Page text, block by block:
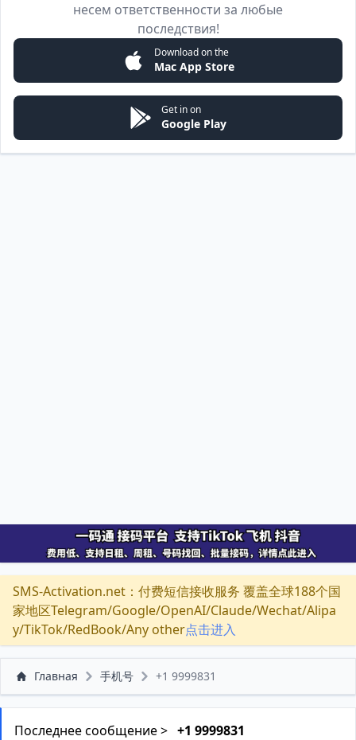
несем ответственности за любые
последствия!
Download on the
Mac App Store
Get in on
Google Play
SMS-Activation.net：付费短信接收服务 覆盖全球188个国
家地区Telegram/Google/OpenAI/Claude/Wechat/Alipa
y/TikTok/RedBook/Any other点击进入
Главная 手机号 +1 9999831
Последнее сообщение > +1 9999831